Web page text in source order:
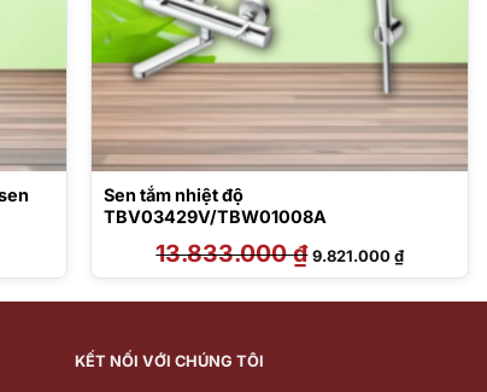
₫.
Sen tắm nhiệt độ
TBV03429V/TBW01008A
13.833.000₫ Giá
gốc
là:
9.821.000₫Giá
hiện
tại
9.821.000
KẾT NỐI VỚI CHÚNG TÔI